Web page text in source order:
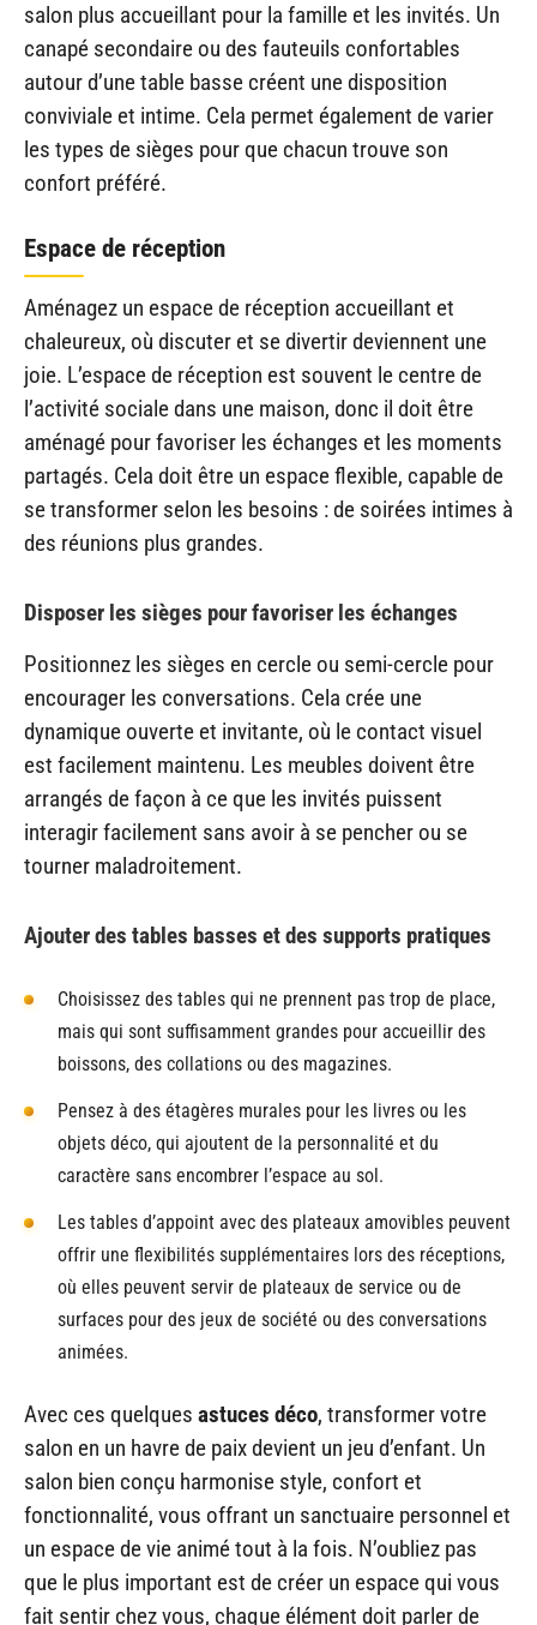
salon plus accueillant pour la famille et les invités. Un
canapé secondaire ou des fauteuils confortables
autour d’une table basse créent une disposition
conviviale et intime. Cela permet également de varier
les types de sièges pour que chacun trouve son
confort préféré.
Espace de réception
Aménagez un espace de réception accueillant et
chaleureux, où discuter et se divertir deviennent une
joie. L’espace de réception est souvent le centre de
l’activité sociale dans une maison, donc il doit être
aménagé pour favoriser les échanges et les moments
partagés. Cela doit être un espace flexible, capable de
se transformer selon les besoins : de soirées intimes à
des réunions plus grandes.
Disposer les sièges pour favoriser les échanges
Positionnez les sièges en cercle ou semi-cercle pour
encourager les conversations. Cela crée une
dynamique ouverte et invitante, où le contact visuel
est facilement maintenu. Les meubles doivent être
arrangés de façon à ce que les invités puissent
interagir facilement sans avoir à se pencher ou se
tourner maladroitement.
Ajouter des tables basses et des supports pratiques
Choisissez des tables qui ne prennent pas trop de place,
mais qui sont suffisamment grandes pour accueillir des
boissons, des collations ou des magazines.
Pensez à des étagères murales pour les livres ou les
objets déco, qui ajoutent de la personnalité et du
caractère sans encombrer l’espace au sol.
Les tables d’appoint avec des plateaux amovibles peuvent
offrir une flexibilités supplémentaires lors des réceptions,
où elles peuvent servir de plateaux de service ou de
surfaces pour des jeux de société ou des conversations
animées.
Avec ces quelques astuces déco, transformer votre
salon en un havre de paix devient un jeu d’enfant. Un
salon bien conçu harmonise style, confort et
fonctionnalité, vous offrant un sanctuaire personnel et
un espace de vie animé tout à la fois. N’oubliez pas
que le plus important est de créer un espace qui vous
fait sentir chez vous, chaque élément doit parler de